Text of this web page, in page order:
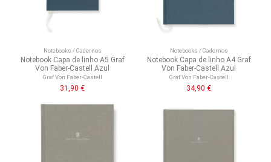
Notebooks / Cadernos
Notebook Capa de linho A5 Graf
Von Faber-Castell Azul
Graf Von Faber-Castell
31,90 €
Notebooks / Cadernos
Notebook Capa de linho A4 Graf
Von Faber-Castell Azul
Graf Von Faber-Castell
34,90 €